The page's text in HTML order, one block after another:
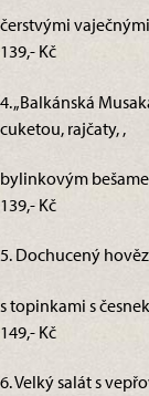
čerstvými
139,- Kč
4. „Balkánská
cuketou, rajčaty, ,
bylinkovým
139,- Kč
5. Dochucený
s topinkami s
149,- Kč
6. Velký salát s